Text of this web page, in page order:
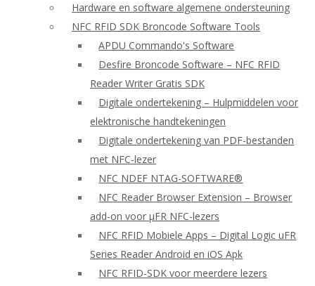
Hardware en software algemene ondersteuning
NFC RFID SDK Broncode Software Tools
APDU Commando's Software
Desfire Broncode Software – NFC RFID
Reader Writer Gratis SDK
Digitale ondertekening – Hulpmiddelen voor
elektronische handtekeningen
Digitale ondertekening van PDF-bestanden
met NFC-lezer
NFC NDEF NTAG-SOFTWARE®
NFC Reader Browser Extension – Browser
add-on voor μFR NFC-lezers
NFC RFID Mobiele Apps – Digital Logic uFR
Series Reader Android en iOS Apk
NFC RFID-SDK voor meerdere lezers